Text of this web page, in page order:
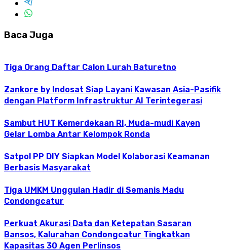
Baca Juga
Tiga Orang Daftar Calon Lurah Baturetno
Zankore by Indosat Siap Layani Kawasan Asia-Pasifik
dengan Platform Infrastruktur AI Terintegerasi
Sambut HUT Kemerdekaan RI, Muda-mudi Kayen
Gelar Lomba Antar Kelompok Ronda
Satpol PP DIY Siapkan Model Kolaborasi Keamanan
Berbasis Masyarakat
Tiga UMKM Unggulan Hadir di Semanis Madu
Condongcatur
Perkuat Akurasi Data dan Ketepatan Sasaran
Bansos, Kalurahan Condongcatur Tingkatkan
Kapasitas 30 Agen Perlinsos